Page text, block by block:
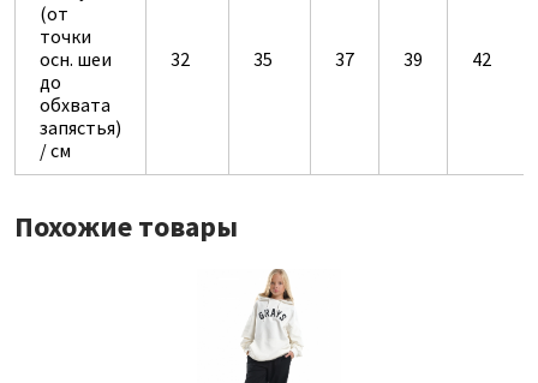
(от
точки
осн. шеи
до
обхвата
запястья)
/ см
32 35 37 39 42
Похожие товары